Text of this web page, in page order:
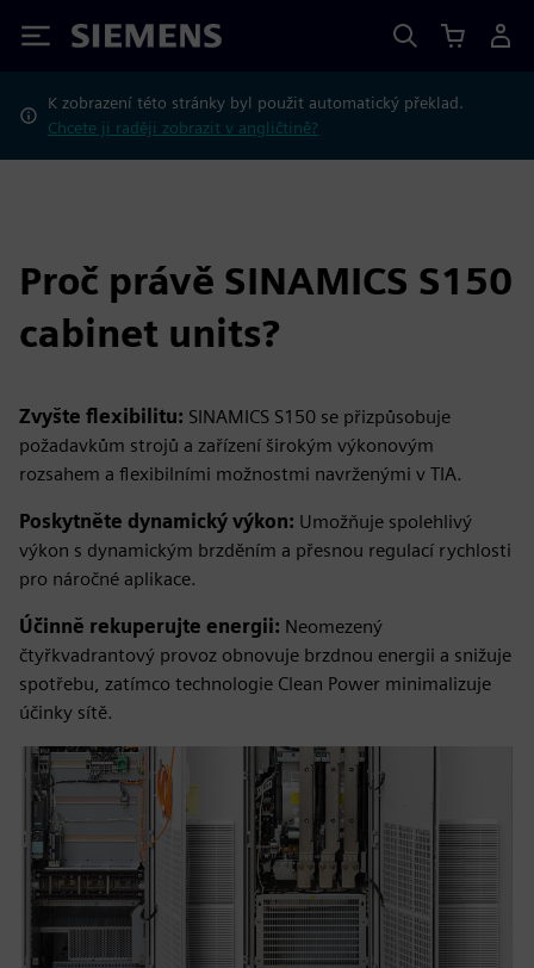
Siemens
K zobrazení této stránky byl použit automatický překlad.
Chcete ji raději zobrazit v angličtině?
Proč právě SINAMICS S150
cabinet units?
Zvyšte flexibilitu: SINAMICS S150 se přizpůsobuje
požadavkům strojů a zařízení širokým výkonovým
rozsahem a flexibilními možnostmi navrženými v TIA.
Poskytněte dynamický výkon: Umožňuje spolehlivý
výkon s dynamickým brzděním a přesnou regulací rychlosti
pro náročné aplikace.
Účinně rekuperujte energii: Neomezený
čtyřkvadrantový provoz obnovuje brzdnou energii a snižuje
spotřebu, zatímco technologie Clean Power minimalizuje
účinky sítě.